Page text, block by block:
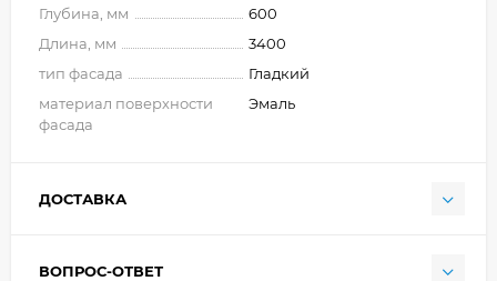
Глубина, мм
600
Длина, мм
3400
тип фасада
Гладкий
материал поверхности
фасада
Эмаль
ДОСТАВКА
ВОПРОС-ОТВЕТ